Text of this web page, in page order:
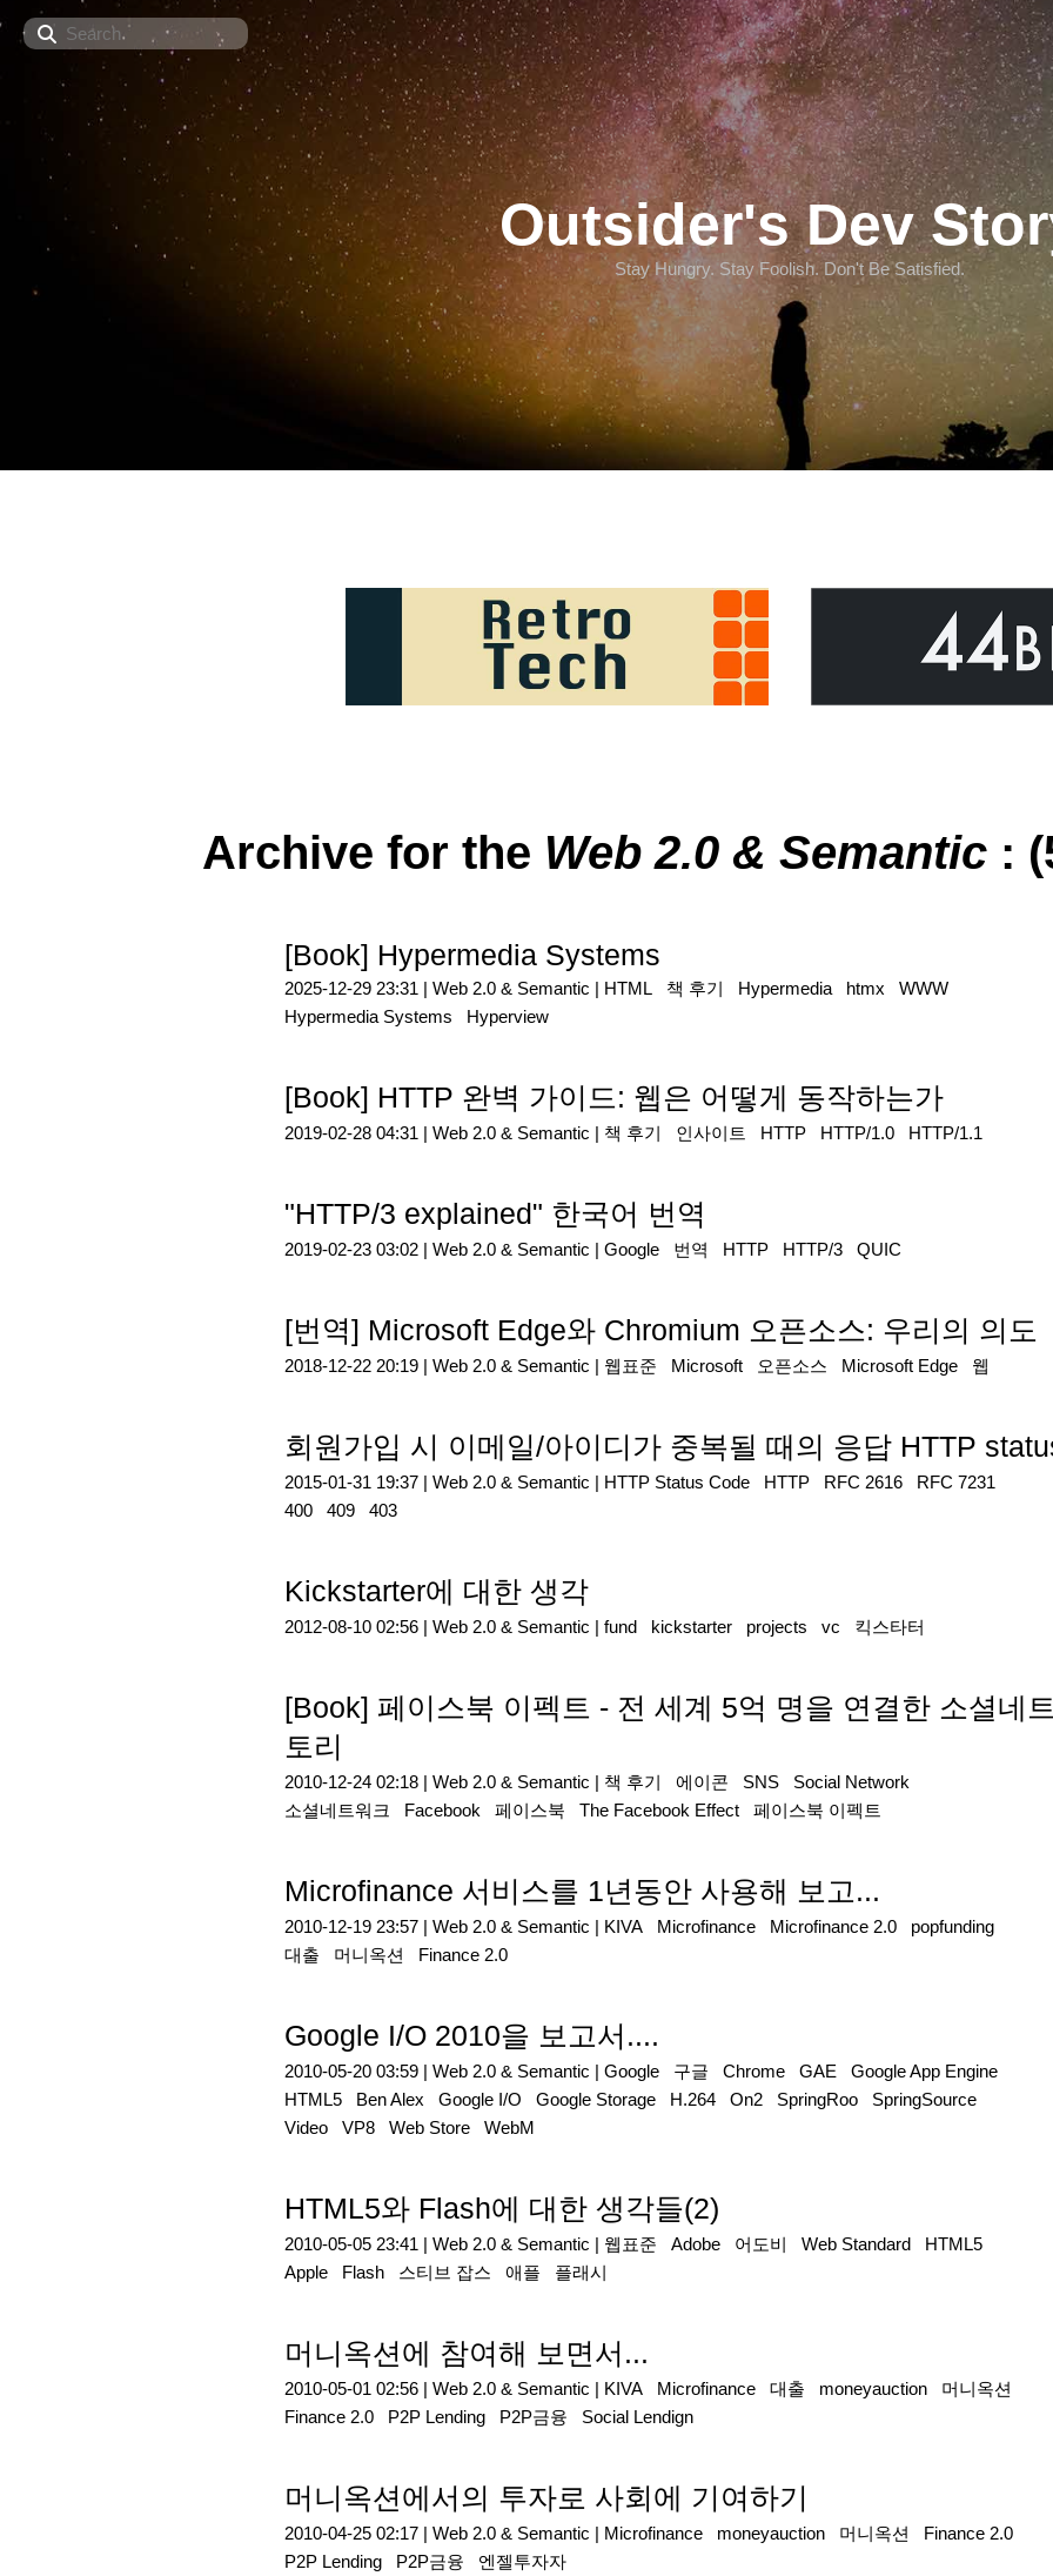
Search
Outsider's Dev
Stay Hungry. Stay Foolish. Don't Be Satisfied.
Archive for the Web 2.0 & Semantic :
[Book] Hypermedia Systems
2025-12-29 23:31 | Web 2.0 & Semantic | HTML 책 후기 Hypermedia htmx
WWW
Hypermedia Systems
Hyperview
[Book] HTTP 완벽 가이드: 웹은 어떻게 동작하는가
2019-02-28 04:31 | Web 2.0 & Semantic | 책 후기 인사이트 HTTP HTTP/1.0 HTTP/1.1
"HTTP/3 explained" 한국어 번역
2019-02-23 03:02 | Web 2.0 & Semantic | Google 번역 HTTP HTTP/3 QUIC
[번역] Microsoft Edge와 Chromium 오픈소스: 우리의 의도
2018-12-22 20:19 | Web 2.0 & Semantic | 웹표준 Microsoft 오픈소스 Microsoft Edge 웹
회원가입 시 이메일/아이디가 중복될 때의 응답 HTTP
2015-01-31 19:37 | Web 2.0 & Semantic | HTTP Status Code HTTP RFC 2616
RFC 7231
400
409 403
Kickstarter에 대한 생각
2012-08-10 02:56 | Web 2.0 & Semantic | fund kickstarter projects vc 킥스타터
[Book] 페이스북 이펙트 - 전 세계 5억 명을 연결한 소셜네
토리
2010-12-24 02:18 | Web 2.0 & Semantic | 책 후기 에이콘 SNS
Social Network
소셜네트워크
Facebook 페이스북 The Facebook Effect 페이스북 이펙트
Microfinance 서비스를 1년동안 사용해 보고...
2010-12-19 23:57 | Web 2.0 & Semantic | KIVA Microfinance Microfinance 2.0
popfunding
대출
머니옥션 Finance 2.0
Google I/O 2010을 보고서....
2010-05-20 03:59 | Web 2.0 & Semantic | Google 구글 Chrome GAE
Google App Engine
HTML5
Ben Alex Google I/O Google Storage H.264 On2 SpringRoo
SpringSource
Video
VP8 Web Store WebM
HTML5와 Flash에 대한 생각들(2)
2010-05-05 23:41 | Web 2.0 & Semantic | 웹표준 Adobe 어도비 Web Standard
HTML5
Apple
Flash 스티브 잡스 애플 플래시
머니옥션에 참여해 보면서...
2010-05-01 02:56 | Web 2.0 & Semantic | KIVA Microfinance 대출 moneyauction
머니옥션
Finance 2.0
P2P Lending P2P금융 Social Lendign
머니옥션에서의 투자로 사회에 기여하기
2010-04-25 02:17 | Web 2.0 & Semantic | Microfinance moneyauction 머니옥션
Finance 2.0
P2P Lending
P2P금융 엔젤투자자